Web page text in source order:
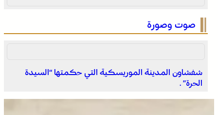
انطلاق الدورة الأولى من مهرجان السعيدية للموسيقى
صوت وصورة
شفشاون المدينة الموريسكية التي حكمتها “السيدة
الحرة” .